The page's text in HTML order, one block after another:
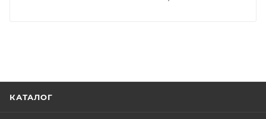
КАТАЛОГ